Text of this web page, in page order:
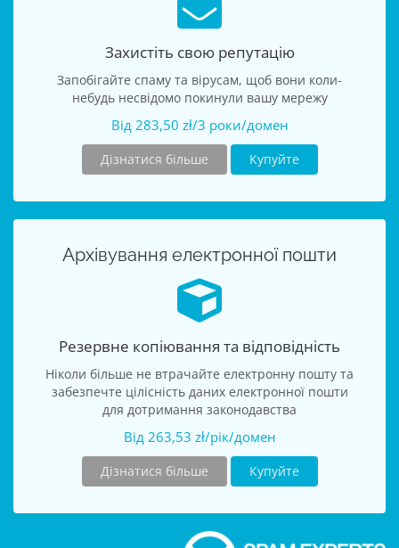
Захистіть свою репутацію
Запобігайте спаму та вірусам, щоб вони коли-
небудь несвідомо покинули вашу мережу
Від 283,50 zł/3 роки/домен
Дізнатися більше Купуйте
Архівування електронної пошти
Резервне копіювання та відповідність
Ніколи більше не втрачайте електронну пошту та
забезпечте цілісність даних електронної пошти
для дотримання законодавства
Від 263,53 zł/рік/домен
Дізнатися більше Купуйте